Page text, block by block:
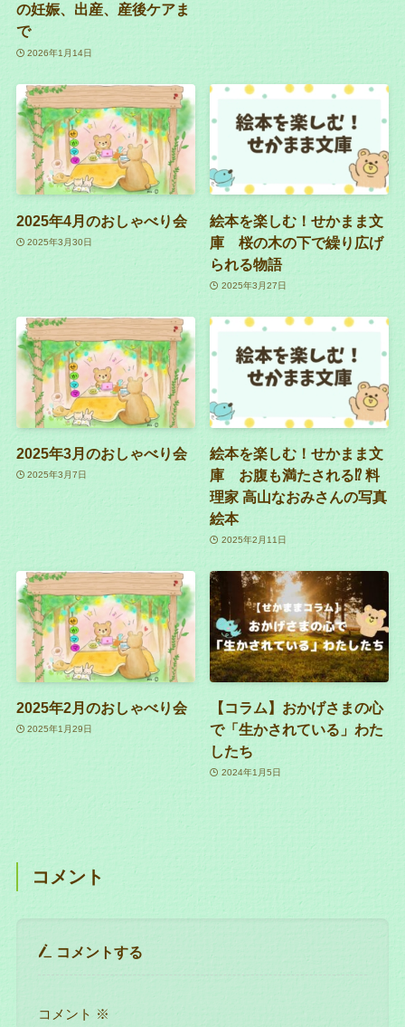
の妊娠、出産、産後ケアま
で
2026年1月14日
2025年4月のおしゃべり会
2025年3月30日
絵本を楽しむ！せかまま文
庫 桜の木の下で繰り広げ
られる物語
2025年3月27日
2025年3月のおしゃべり会
2025年3月7日
絵本を楽しむ！せかまま文
庫 お腹も満たされる⁉︎ 料
理家 高山なおみさんの写真
絵本
2025年2月11日
2025年2月のおしゃべり会
2025年1月29日
【コラム】おかげさまの心
で「生かされている」わた
したち
2024年1月5日
コメント
コメントする
コメント ※